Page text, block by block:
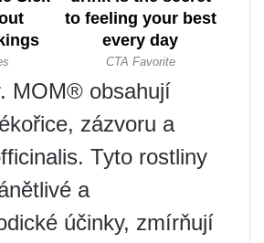
MOM® obsahují
zázvoru a
Tyto rostliny
a
účinky, zmírňují